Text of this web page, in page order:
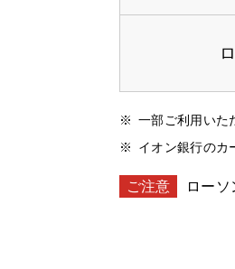
一部ご利用いた
イオン銀行のカ
ご注意 ロー